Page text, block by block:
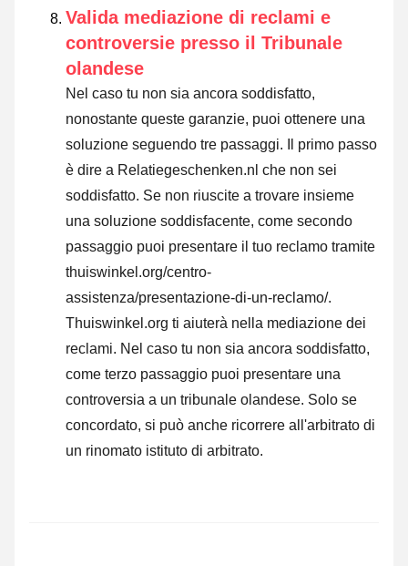
Valida mediazione di reclami e
controversie presso il Tribunale
olandese
Nel caso tu non sia ancora soddisfatto,
nonostante queste garanzie, puoi ottenere una
soluzione seguendo tre passaggi. Il primo passo
è dire a Relatiegeschenken.nl che non sei
soddisfatto. Se non riuscite a trovare insieme
una soluzione soddisfacente, come secondo
passaggio puoi presentare il tuo reclamo tramite
thuiswinkel.org/centro-
assistenza/presentazione-di-un-reclamo/.
Thuiswinkel.org ti aiuterà nella mediazione dei
reclami. Nel caso tu non sia ancora soddisfatto,
come terzo passaggio puoi presentare una
controversia a un tribunale olandese. Solo se
concordato, si può anche ricorrere all'arbitrato di
un rinomato istituto di arbitrato.